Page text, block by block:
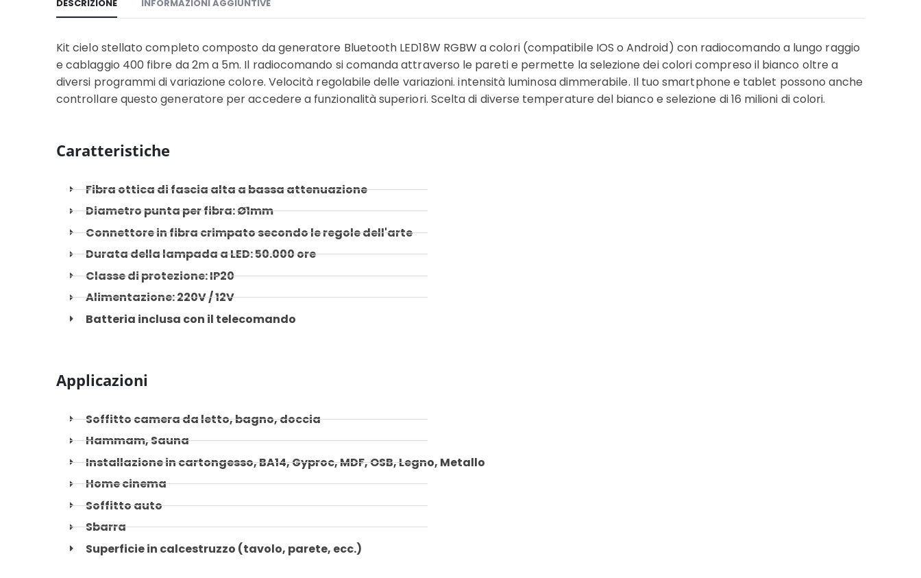
DESCRIZIONE INFORMAZIONI AGGIUNTIVE
Kit cielo stellato completo composto da generatore Bluetooth LED18W RGBW a colori (compatibile IOS o Android) con radiocomando a lungo raggio
e cablaggio 400 fibre da 2m a 5m. Il radiocomando si comanda attraverso le pareti e permette la selezione dei colori compreso il bianco oltre a
diversi programmi di variazione colore. Velocità regolabile delle variazioni. intensità luminosa dimmerabile. Il tuo smartphone e tablet possono anche
controllare questo generatore per accedere a funzionalità superiori. Scelta di diverse temperature del bianco e selezione di 16 milioni di colori.
Caratteristiche
Fibra ottica di fascia alta a bassa attenuazione
Diametro punta per fibra: Ø1mm
Connettore in fibra crimpato secondo le regole dell'arte
Durata della lampada a LED: 50.000 ore
Classe di protezione: IP20
Alimentazione: 220V / 12V
Batteria inclusa con il telecomando
Applicazioni
Soffitto camera da letto, bagno, doccia
Hammam, Sauna
Installazione in cartongesso, BA14, Gyproc, MDF, OSB, Legno, Metallo
Home cinema
Soffitto auto
Sbarra
Superficie in calcestruzzo (tavolo, parete, ecc.)